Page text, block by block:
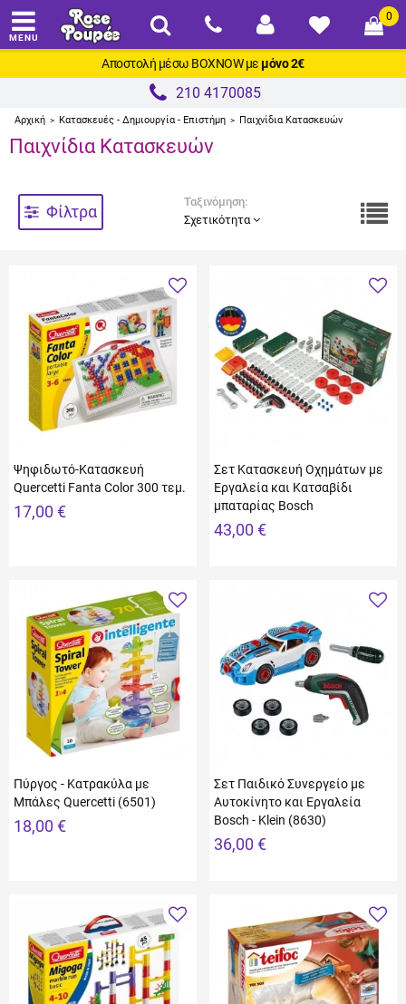
Αποστολή μέσω BOXNOWμε μόνο 2€
MENU
0
210 4170085
Αρχική > Κατασκευές - Δημιουργία - Επιστήμη > Παιχνίδια Κατασκευών
Παιχνίδια Κατασκευών
Φίλτρα
Ταξινόμηση:
Σχετικότητα
Ψηφιδωτό-Κατασκευή
Quercetti Fanta Color 300 τεμ.
17,00 €
Σετ Κατασκευή Οχημάτων με
Εργαλεία και Κατσαβίδι
μπαταρίας Bosch
43,00 €
Πύργος - Κατρακύλα με
Μπάλες Quercetti (6501)
18,00 €
Σετ Παιδικό Συνεργείο με
Αυτοκίνητο και Εργαλεία
Bosch - Klein (8630)
36,00 €